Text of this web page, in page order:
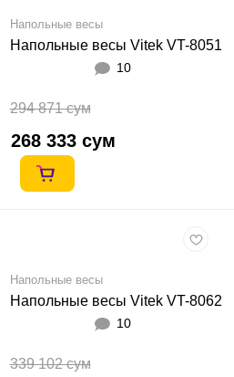
Напольные весы
Напольные весы Vitek VT-8051
10
294 871 сум
268 333 сум
Напольные весы
Напольные весы Vitek VT-8062
10
339 102 сум